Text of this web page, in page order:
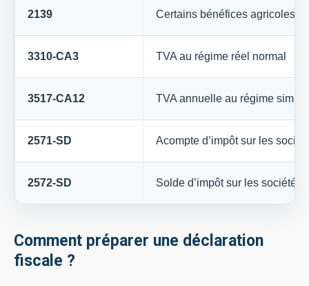
2139 Certains bénéfices agricoles
3310-CA3 TVA au régime réel normal
3517-CA12 TVA annuelle au régime
2571-SD Acompte d’impôt sur les
2572-SD Solde d’impôt sur les sociétés
Comment préparer une déclaration
fiscale ?